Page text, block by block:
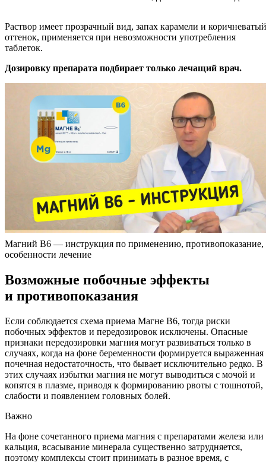
Раствор имеет прозрачный вид, запах карамели и коричневатый
оттенок, применяется при невозможности употребления
таблеток.
Дозировку препарата подбирает только лечащий врач.
Магний В6 — инструкция по применению, противопоказание,
особенности лечение
Возможные побочные эффекты
и противопоказания
Если соблюдается схема приема Магне В6, тогда риски
побочных эффектов и передозировок исключены. Опасные
признаки передозировки магния могут развиваться только в
случаях, когда на фоне беременности формируется выраженная
почечная недостаточность, что бывает исключительно редко. В
этих случаях избытки магния не могут выводиться с мочой и
копятся в плазме, приводя к формированию рвоты с тошнотой,
слабости и появлением головных болей.
Важно
На фоне сочетанного приема магния с препаратами железа или
кальция, всасывание минерала существенно затрудняется,
поэтому комплексы стоит принимать в разное время, с